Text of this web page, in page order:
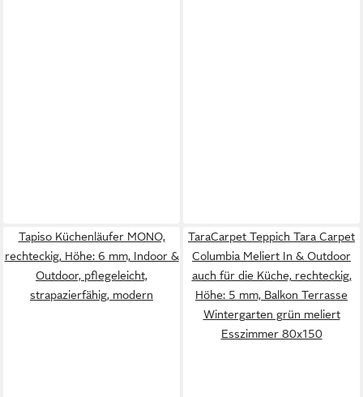
Tapiso Küchenläufer MONO,
rechteckig, Höhe: 6 mm, Indoor &
Outdoor, pflegeleicht,
strapazierfähig, modern
TaraCarpet Teppich Tara Carpet
Columbia Meliert In & Outdoor
auch für die Küche, rechteckig,
Höhe: 5 mm, Balkon Terrasse
Wintergarten grün meliert
Esszimmer 80x150